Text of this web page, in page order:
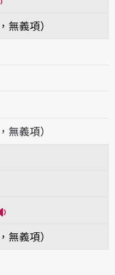
無義項）
音讀tsing-tsìn
無義項）
無義項）